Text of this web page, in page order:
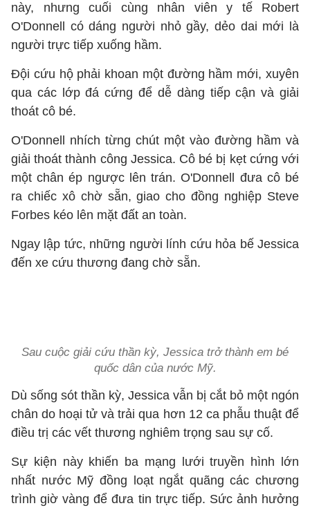
này, nhưng cuối cùng nhân viên y tế Robert
O'Donnell có dáng người nhỏ gầy, dẻo dai mới là
người trực tiếp xuống hầm.
Đội cứu hộ phải khoan một đường hầm mới, xuyên
qua các lớp đá cứng để dễ dàng tiếp cận và giải
thoát cô bé.
O'Donnell nhích từng chút một vào đường hầm và
giải thoát thành công Jessica. Cô bé bị kẹt cứng với
một chân ép ngược lên trán. O'Donnell đưa cô bé
ra chiếc xô chờ sẵn, giao cho đồng nghiệp Steve
Forbes kéo lên mặt đất an toàn.
Ngay lập tức, những người lính cứu hỏa bế Jessica
đến xe cứu thương đang chờ sẵn.
Sau cuộc giải cứu thần kỳ, Jessica trở thành em bé
quốc dân của nước Mỹ.
Dù sống sót thần kỳ, Jessica vẫn bị cắt bỏ một ngón
chân do hoại tử và trải qua hơn 12 ca phẫu thuật để
điều trị các vết thương nghiêm trọng sau sự cố.
Sự kiện này khiến ba mạng lưới truyền hình lớn
nhất nước Mỹ đồng loạt ngắt quãng các chương
trình giờ vàng để đưa tin trực tiếp. Sức ảnh hưởng